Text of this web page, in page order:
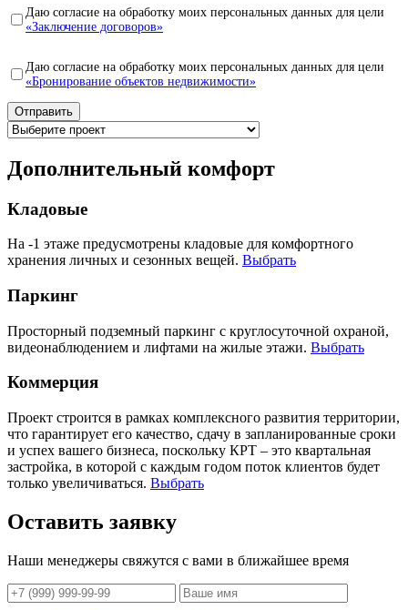
Даю согласие на обработку моих персональных данных для цели
«Заключение договоров»
Даю согласие на обработку моих персональных данных для цели
«Бронирование объектов недвижимости»
Дополнительный комфорт
Кладовые
На -1 этаже предусмотрены кладовые для комфортного
хранения личных и сезонных вещей. Выбрать
Паркинг
Просторный подземный паркинг с круглосуточной охраной,
видеонаблюдением и лифтами на жилые этажи. Выбрать
Коммерция
Проект строится в рамках комплексного развития территории,
что гарантирует его качество, сдачу в запланированные сроки
и успех вашего бизнеса, поскольку КРТ – это квартальная
застройка, в которой с каждым годом поток клиентов будет
только увеличиваться. Выбрать
Оставить заявку
Наши менеджеры свяжутся с вами в ближайшее время